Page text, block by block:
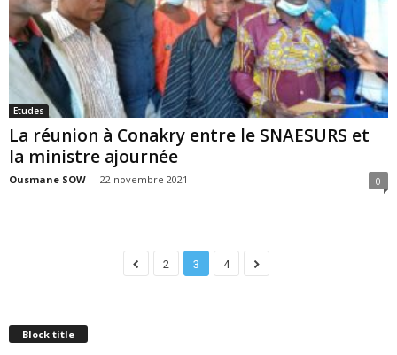
Etudes
La réunion à Conakry entre le SNAESURS et
la ministre ajournée
Ousmane SOW - 22 novembre 2021 0
2 3 4
Block title